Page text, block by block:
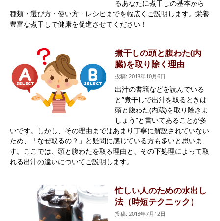
るあなたに煮干しの基本から
種類・選び方・使い方・レシピまでを幅広くご説明します。栄養
豊富な煮干しで健康を促進させてください！
煮干しの頭と腹わた(内
臓)を取り除く理由
投稿: 2018年10月6日
出汁の書籍などを読んでいる
と”煮干しで出汁を取るときは
頭と腹わた(内蔵)を取り除きま
しょう”と書いてあることが多
いです。しかし、その理由まではあまり丁寧に解説されていない
ため、「なぜ取るの？」と疑問に感じている方も多いと思いま
す。ここでは、頭と腹わたを取る理由と、その下処理によって取
れる出汁の違いについてご説明します。
忙しい人のための水出し
法（時短テクニック）
投稿: 2018年7月12日